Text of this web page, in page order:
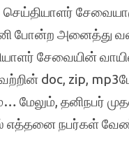
போன்ற அனைத்து
சேவையின்
doc, zip,
மேலும், தனிநபர்
எத்தனை நபர்கள்